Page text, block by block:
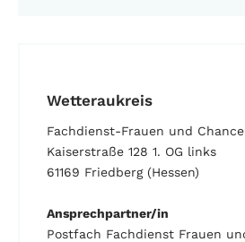
Wetteraukreis
Fachdienst-Frauen und
Kaiserstraße 128 1. OG links
61169 Friedberg (Hessen)
Ansprechpartner/in
Postfach Fachdienst Frauen